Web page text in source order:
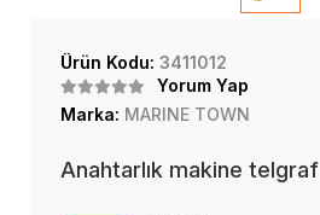
Ürün Kodu: 3411012
Yorum Yap
Marka: MARINE TOWN
Anahtarlık makine telgraf